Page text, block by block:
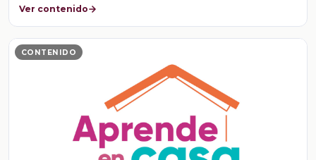
Ver contenido
CONTENIDO